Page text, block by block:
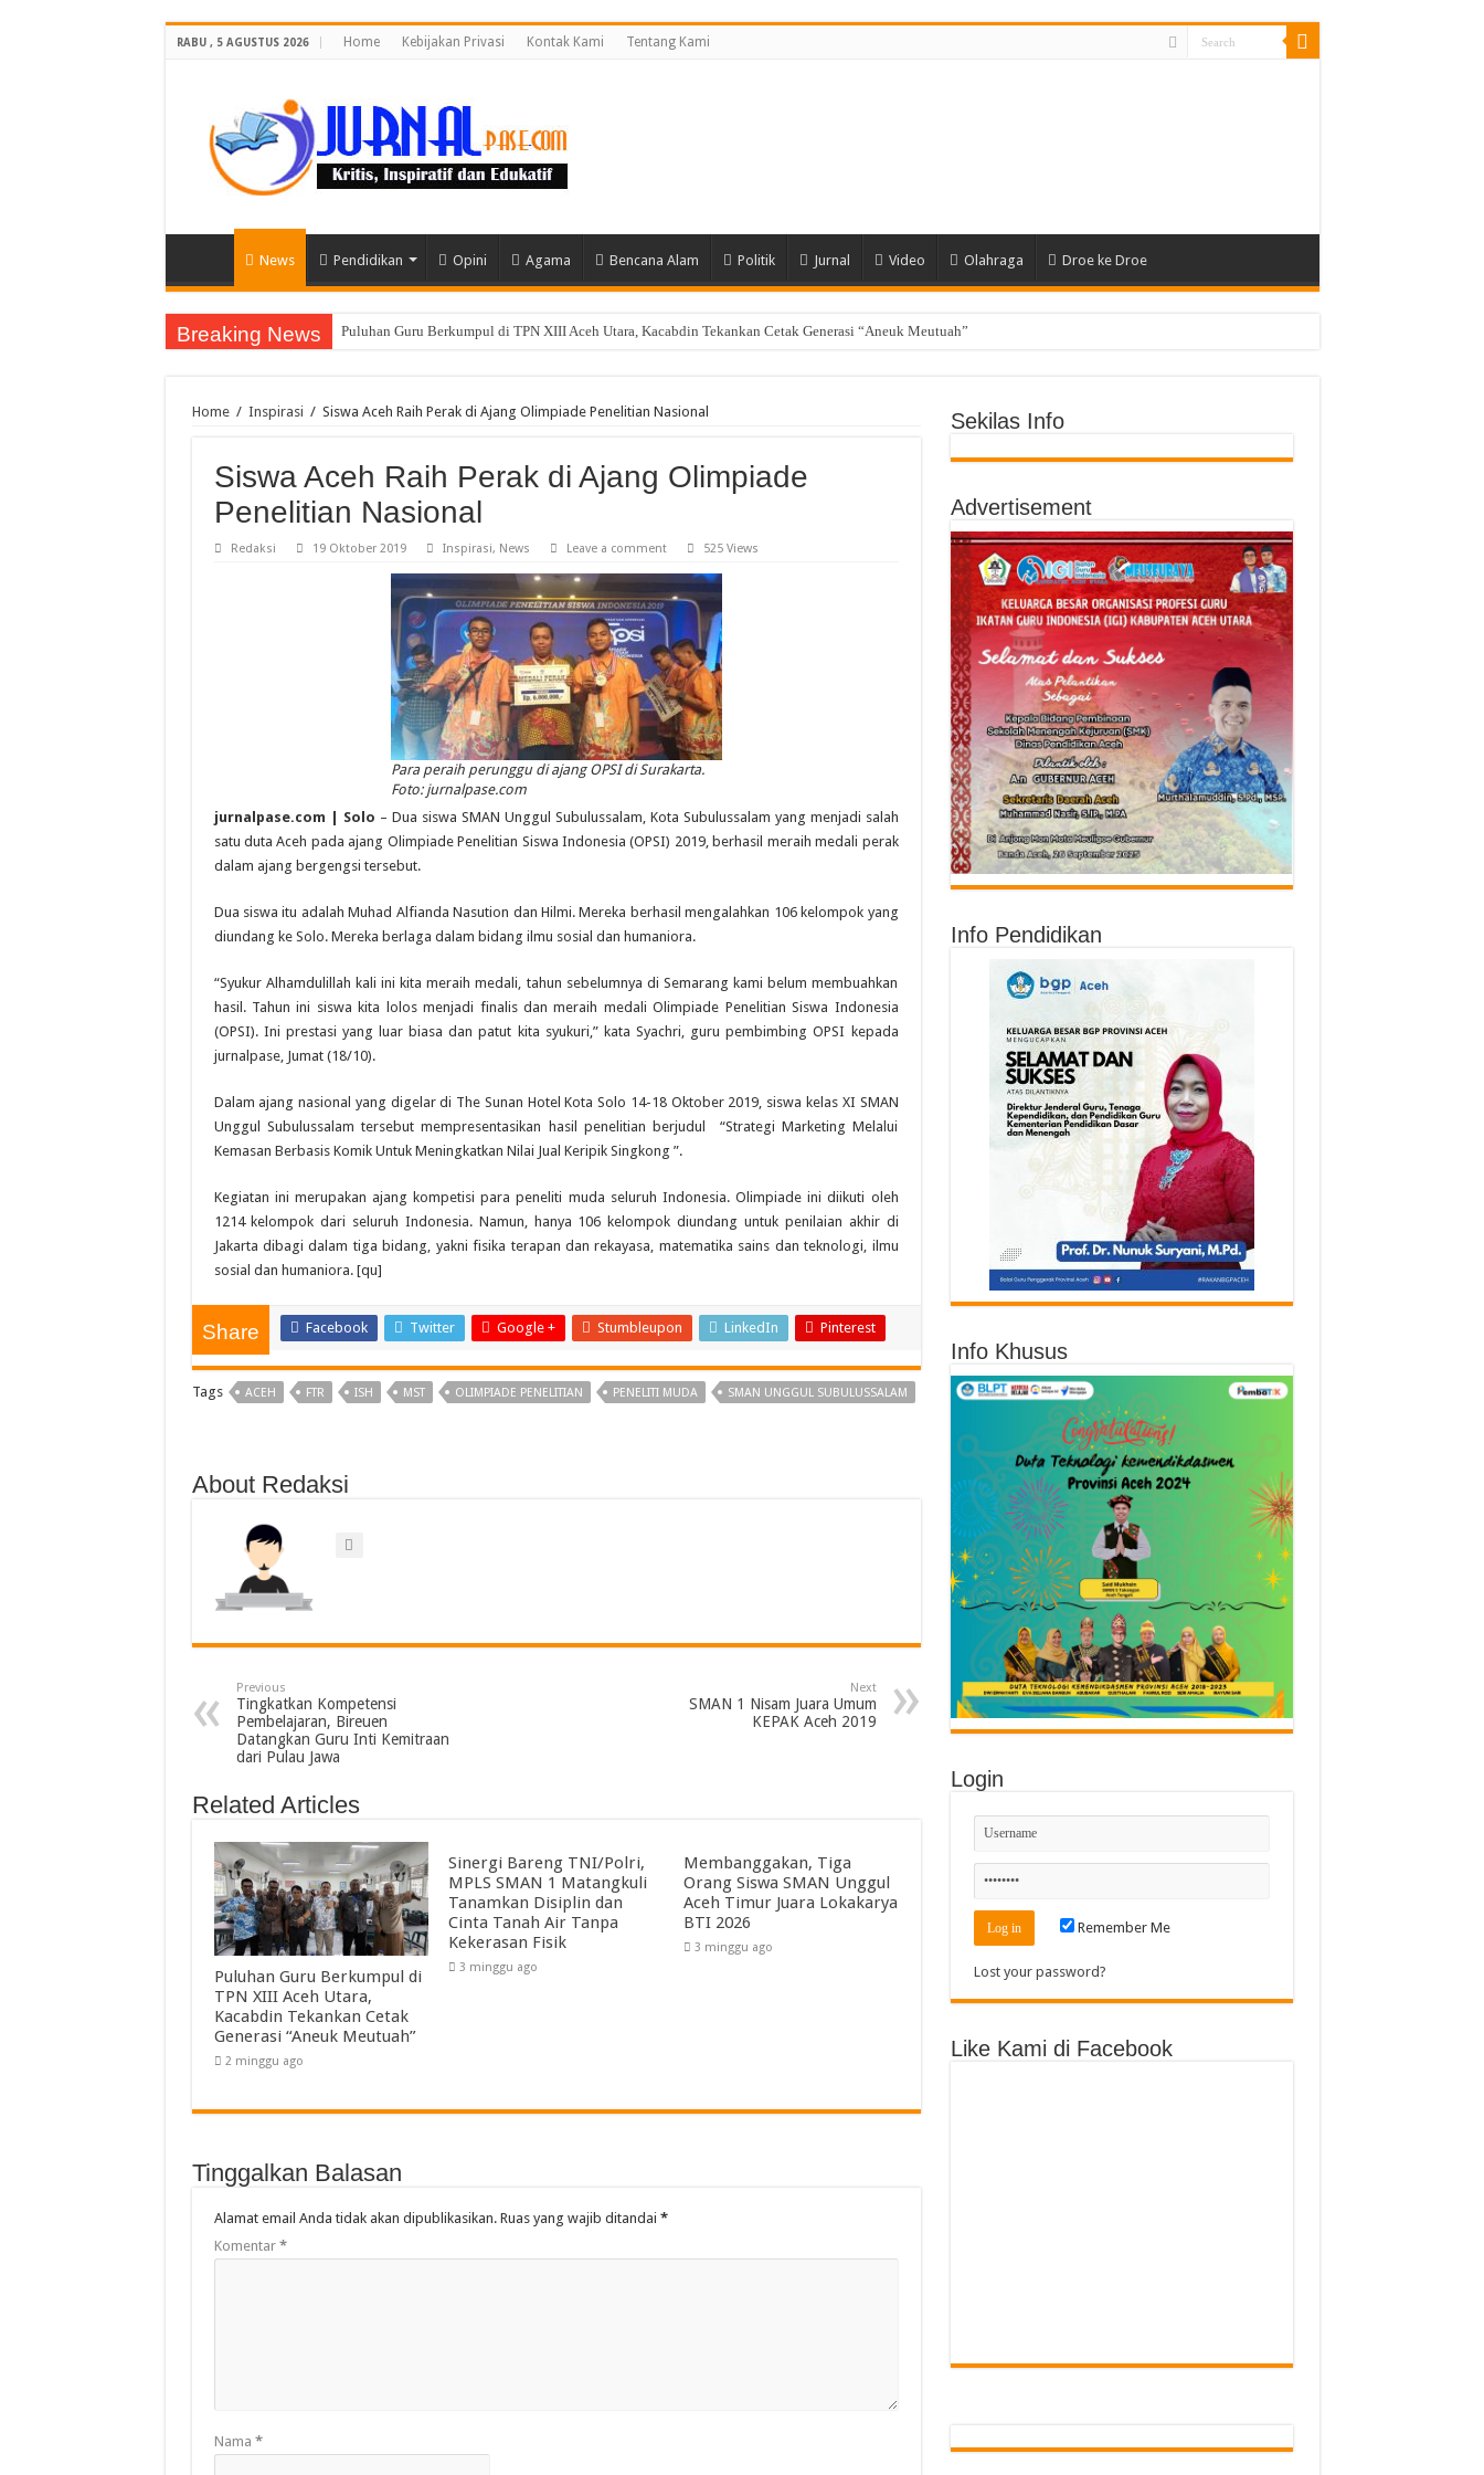
RABU , 5 AGUSTUS 2026 Home Kebijakan Privasi Kontak Kami Tentang Kami
News Pendidikan Opini Agama Bencana Alam Politik Jurnal Video Olahraga Droe ke Droe
Breaking News Puluhan Guru Berkumpul di TPN XIII Aceh Utara, Kacabdin Tekankan Cetak Generasi “Aneuk Meutuah”
Home / Inspirasi / Siswa Aceh Raih Perak di Ajang Olimpiade Penelitian Nasional
Siswa Aceh Raih Perak di Ajang Olimpiade
Penelitian Nasional
Redaksi 19 Oktober 2019 Inspirasi, News Leave a comment 525 Views
Para peraih perunggu di ajang OPSI di Surakarta.
Foto: jurnalpase.com
jurnalpase.com | Solo – Dua siswa SMAN Unggul Subulussalam, Kota Subulussalam yang menjadi salah
satu duta Aceh pada ajang Olimpiade Penelitian Siswa Indonesia (OPSI) 2019, berhasil meraih medali perak
dalam ajang bergengsi tersebut.
Dua siswa itu adalah Muhad Alfianda Nasution dan Hilmi. Mereka berhasil mengalahkan 106 kelompok yang
diundang ke Solo. Mereka berlaga dalam bidang ilmu sosial dan humaniora.
“Syukur Alhamdulillah kali ini kita meraih medali, tahun sebelumnya di Semarang kami belum membuahkan
hasil. Tahun ini siswa kita lolos menjadi finalis dan meraih medali Olimpiade Penelitian Siswa Indonesia
(OPSI). Ini prestasi yang luar biasa dan patut kita syukuri,” kata Syachri, guru pembimbing OPSI kepada
jurnalpase, Jumat (18/10).
Dalam ajang nasional yang digelar di The Sunan Hotel Kota Solo 14-18 Oktober 2019, siswa kelas XI SMAN
Unggul Subulussalam tersebut mempresentasikan hasil penelitian berjudul “Strategi Marketing Melalui
Kemasan Berbasis Komik Untuk Meningkatkan Nilai Jual Keripik Singkong ”.
Kegiatan ini merupakan ajang kompetisi para peneliti muda seluruh Indonesia. Olimpiade ini diikuti oleh
1214 kelompok dari seluruh Indonesia. Namun, hanya 106 kelompok diundang untuk penilaian akhir di
Jakarta dibagi dalam tiga bidang, yakni fisika terapan dan rekayasa, matematika sains dan teknologi, ilmu
sosial dan humaniora. [qu]
Share Facebook Twitter Google + Stumbleupon LinkedIn Pinterest
Tags ACEH FTR ISH MST OLIMPIADE PENELITIAN PENELITI MUDA SMAN UNGGUL SUBULUSSALAM
About Redaksi
Previous
Tingkatkan Kompetensi
Pembelajaran, Bireuen
Datangkan Guru Inti Kemitraan
dari Pulau Jawa
Next
SMAN 1 Nisam Juara Umum
KEPAK Aceh 2019
Related Articles
Puluhan Guru Berkumpul di
TPN XIII Aceh Utara,
Kacabdin Tekankan Cetak
Generasi “Aneuk Meutuah”
2 minggu ago
Sinergi Bareng TNI/Polri,
MPLS SMAN 1 Matangkuli
Tanamkan Disiplin dan
Cinta Tanah Air Tanpa
Kekerasan Fisik
3 minggu ago
Membanggakan, Tiga
Orang Siswa SMAN Unggul
Aceh Timur Juara Lokakarya
BTI 2026
3 minggu ago
Tinggalkan Balasan
Alamat email Anda tidak akan dipublikasikan. Ruas yang wajib ditandai *
Komentar *
Nama *
Sekilas Info
Advertisement
Info Pendidikan
Info Khusus
Login
Remember Me
Lost your password?
Like Kami di Facebook